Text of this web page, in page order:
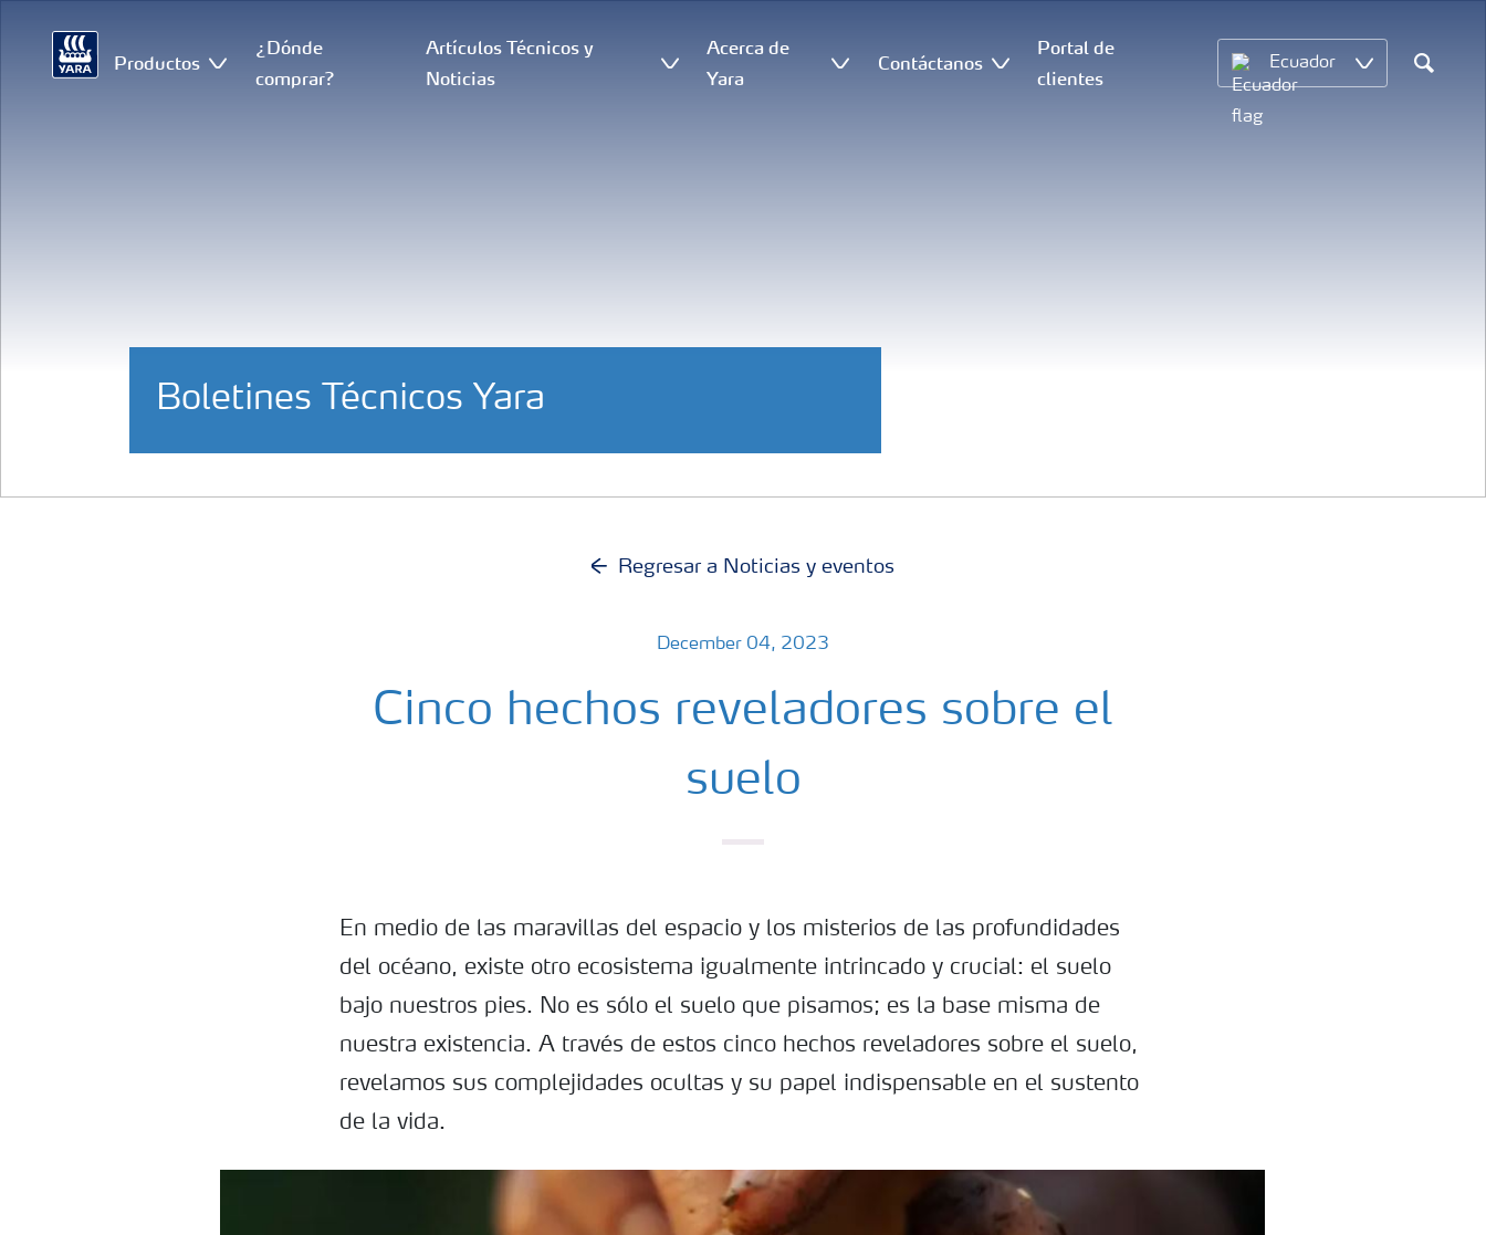
Productos
¿Dónde
comprar?
Artículos Técnicos y
Noticias
Acerca de
Yara
Contáctanos
Portal de
clientes
Ecuador
Search
Boletines Técnicos Yara
Regresar a Noticias y eventos
December 04, 2023
Cinco hechos reveladores sobre el
suelo
En medio de las maravillas del espacio y los misterios de las profundidades
del océano, existe otro ecosistema igualmente intrincado y crucial: el suelo
bajo nuestros pies. No es sólo el suelo que pisamos; es la base misma de
nuestra existencia. A través de estos cinco hechos reveladores sobre el suelo,
revelamos sus complejidades ocultas y su papel indispensable en el sustento
de la vida.